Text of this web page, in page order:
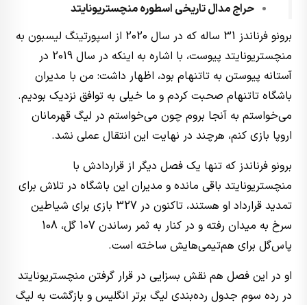
حراج مدال تاریخی اسطوره منچستریونایتد
برونو فرناندز 31 ساله که در سال 2020 از اسپورتینگ لیسبون به
منچستریونایتد پیوست، با اشاره به اینکه در سال 2019 در
آستانه پیوستن به تاتنهام بود، اظهار داشت: من با مدیران
باشگاه تاتنهام صحبت کردم و ما خیلی به توافق نزدیک بودیم.
می‌خواستم به آنجا بروم چون می‌خواستم در لیگ قهرمانان
اروپا بازی کنم، هرچند در نهایت این انتقال عملی نشد.
برونو فرناندز که تنها یک فصل دیگر از قراردادش با
منچستریونایتد باقی مانده و مدیران این باشگاه در تلاش برای
تمدید قرارداد او هستند، تاکنون در 327 بازی برای شیاطین
سرخ به میدان رفته و در کنار به ثمر رساندن 107 گل، 108
پاس‌گل برای هم‌تیمی‌هایش ساخته است.
او در این فصل هم نقش بسزایی در قرار گرفتن منچستریونایتد
در رده سوم جدول رده‌بندی لیگ برتر انگلیس و بازگشت به لیگ